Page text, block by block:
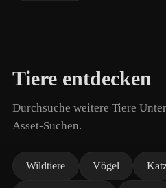
Tiere entdecken
Durchsuche weitere Tiere
Asset-Suchen.
Wildtiere Vögel